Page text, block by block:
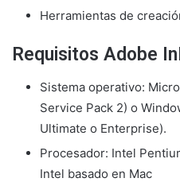
Herramientas de
Requisitos Adobe
Sistema operativo:
Service Pack 2) o
Ultimate o Enterprise).
Procesador: Intel
Intel basado en Mac